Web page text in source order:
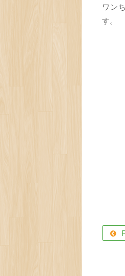
ワン
す。